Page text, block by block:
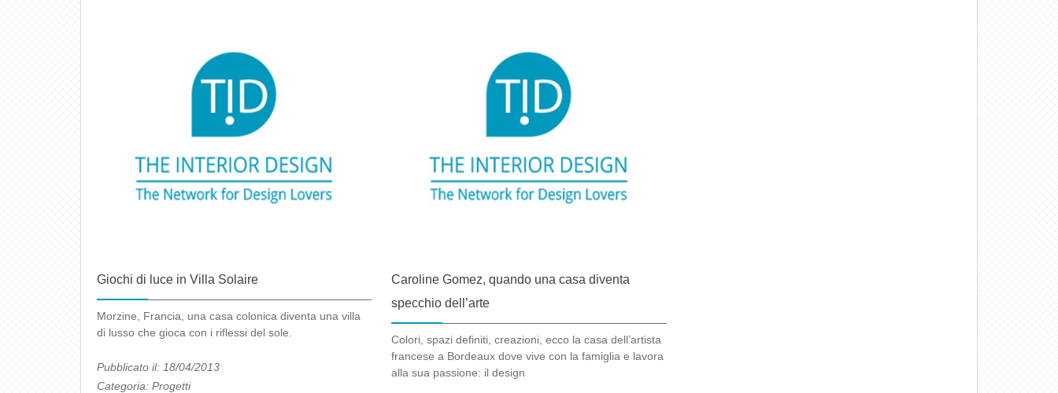
Giochi di luce in Villa Solaire
Morzine, Francia, una casa colonica diventa una villa
di lusso che gioca con i riflessi del sole.
Pubblicato il: 18/04/2013
Categoria: Progetti
Caroline Gomez, quando una casa diventa
specchio dell’arte
Colori, spazi definiti, creazioni, ecco la casa dell’artista
francese a Bordeaux dove vive con la famiglia e lavora
alla sua passione: il design